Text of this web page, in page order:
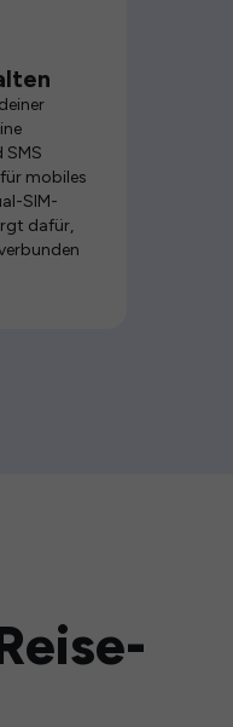
SMS
mobiles
SIM-
dafür,